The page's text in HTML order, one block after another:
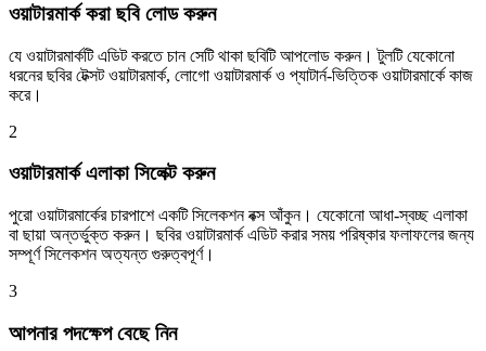
ওয়াটারমার্ক করা ছবি লোড করুন
যে ওয়াটারমার্কটি এডিট করতে চান সেটি থাকা ছবিটি আপলোড করুন। টুলটি যেকোনো
ধরনের ছবির টেক্সট ওয়াটারমার্ক, লোগো ওয়াটারমার্ক ও প্যাটার্ন-ভিত্তিক ওয়াটারমার্কে কাজ
করে।
2
ওয়াটারমার্ক এলাকা সিলেক্ট করুন
পুরো ওয়াটারমার্কের চারপাশে একটি সিলেকশন বক্স আঁকুন। যেকোনো আধা-স্বচ্ছ এলাকা
বা ছায়া অন্তর্ভুক্ত করুন। ছবির ওয়াটারমার্ক এডিট করার সময় পরিষ্কার ফলাফলের জন্য
সম্পূর্ণ সিলেকশন অত্যন্ত গুরুত্বপূর্ণ।
3
আপনার পদক্ষেপ বেছে নিন